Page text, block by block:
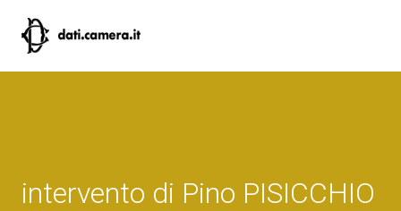
intervento di Pino PISICCHIO